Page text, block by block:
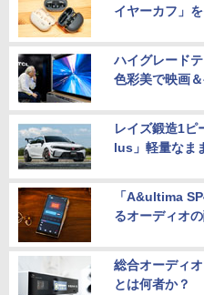
イヤーカフ」
ハイグレード
色彩美で映画
レイズ鍛造1ピ
lus」軽量なま
「A&ultima
るオーディオ
総合オーディ
とは何者か？